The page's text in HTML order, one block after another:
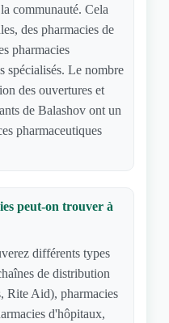
communauté. Cela
des pharmacies de
pharmacies
spécialisés. Le nombre
des ouvertures et
de Balashov ont un
pharmaceutiques
peut-on trouver à
différents types
de distribution
Rite Aid), pharmacies
d'hôpitaux,